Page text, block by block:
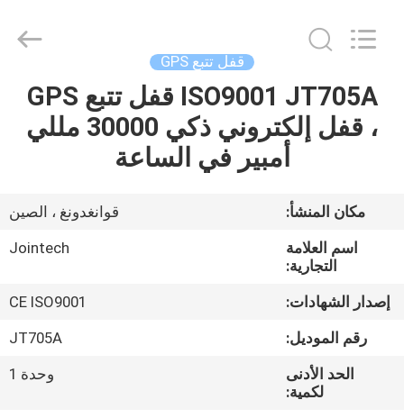
الصفحة
الرئيسية
عرض
الافتراضي
معلومات
Reserved.
قفل تتبع GPS
ISO9001 JT705A قفل تتبع GPS
، قفل إلكتروني ذكي 30000 مللي
أمبير في الساعة
مكان المنشأ:
قوانغدونغ ، الصين
اسم العلامة
التجارية:
Jointech
إصدار الشهادات:
CE ISO9001
رقم الموديل:
JT705A
الحد الأدنى
لكمية:
وحدة 1